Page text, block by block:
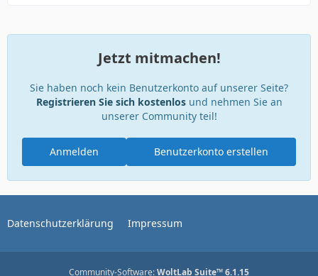
Jetzt mitmachen!
Sie haben noch kein Benutzerkonto auf unserer Seite?
Registrieren Sie sich kostenlosund nehmen Sie an
unserer Community teil!
Benutzerkonto erstellen
Anmelden
Datenschutzerklärung Impressum
Community-Software:WoltLab Suite™ 6.1.15